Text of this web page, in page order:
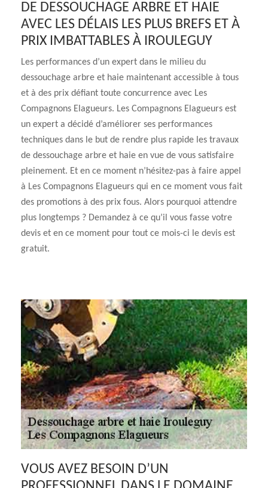
DE DESSOUCHAGE ARBRE ET HAIE
AVEC LES DÉLAIS LES PLUS BREFS ET À
PRIX IMBATTABLES À IROULEGUY
Les performances d’un expert dans le milieu du
dessouchage arbre et haie maintenant accessible à tous
et à des prix défiant toute concurrence avec Les
Compagnons Elagueurs. Les Compagnons Elagueurs est
un expert a décidé d’améliorer ses performances
techniques dans le but de rendre plus rapide les travaux
de dessouchage arbre et haie en vue de vous satisfaire
pleinement. Et en ce moment n’hésitez-pas à faire appel
à Les Compagnons Elagueurs qui en ce moment vous fait
des promotions à des prix fous. Alors pourquoi attendre
plus longtemps ? Demandez à ce qu’il vous fasse votre
devis et en ce moment pour tout ce mois-ci le devis est
gratuit.
VOUS AVEZ BESOIN D’UN